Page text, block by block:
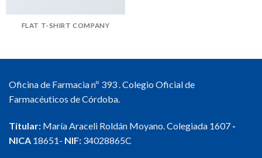
FLAT T-SHIRT COMPANY
Oficina de Farmacia nº 393 . Colegio Oficial de
Farmacéuticos de Córdoba.
Titular: María Araceli Roldán Moyano. Colegiada 1607 -
NICA 18651- NIF: 34028865C